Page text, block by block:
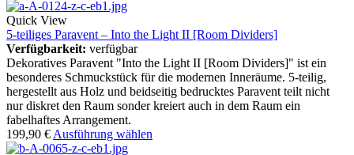
Quick View
5-teiliges Paravent – Into the Light II [Room Dividers]
Verfügbarkeit: verfügbar
Dekoratives Paravent "Into the Light II [Room Dividers]" ist ein
besonderes Schmuckstück für die modernen Inneräume. 5-teilig,
hergestellt aus Holz und beidseitig bedrucktes Paravent teilt nicht
nur diskret den Raum sonder kreiert auch in dem Raum ein
fabelhaftes Arrangement.
199,90 € Ausführung wählen